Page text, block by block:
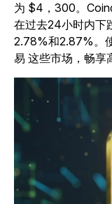
为 $4，300。
在过去24小时内下
2.78%和2.87%。
易 这些市场，畅享